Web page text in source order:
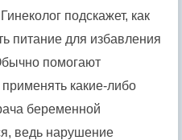
подскажет, как
питание для избавления
помогают
какие-либо
беременной
ведь нарушение